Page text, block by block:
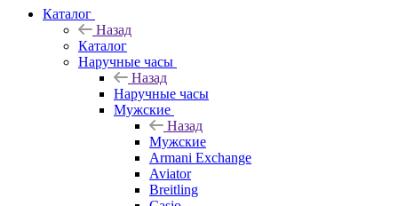
Каталог
Назад
Каталог
Наручные часы
Назад
Наручные часы
Мужские
Назад
Мужские
Armani Exchange
Aviator
Breitling